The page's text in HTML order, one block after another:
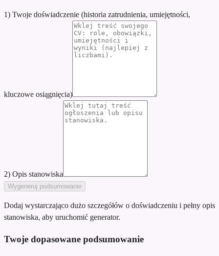
1) Twoje doświadczenie (historia zatrudnienia, umiejętności,
kluczowe osiągnięcia)
2) Opis stanowiska
Wygeneruj podsumowanie
Dodaj wystarczająco dużo szczegółów o doświadczeniu i pełny opis
stanowiska, aby uruchomić generator.
Twoje dopasowane podsumowanie